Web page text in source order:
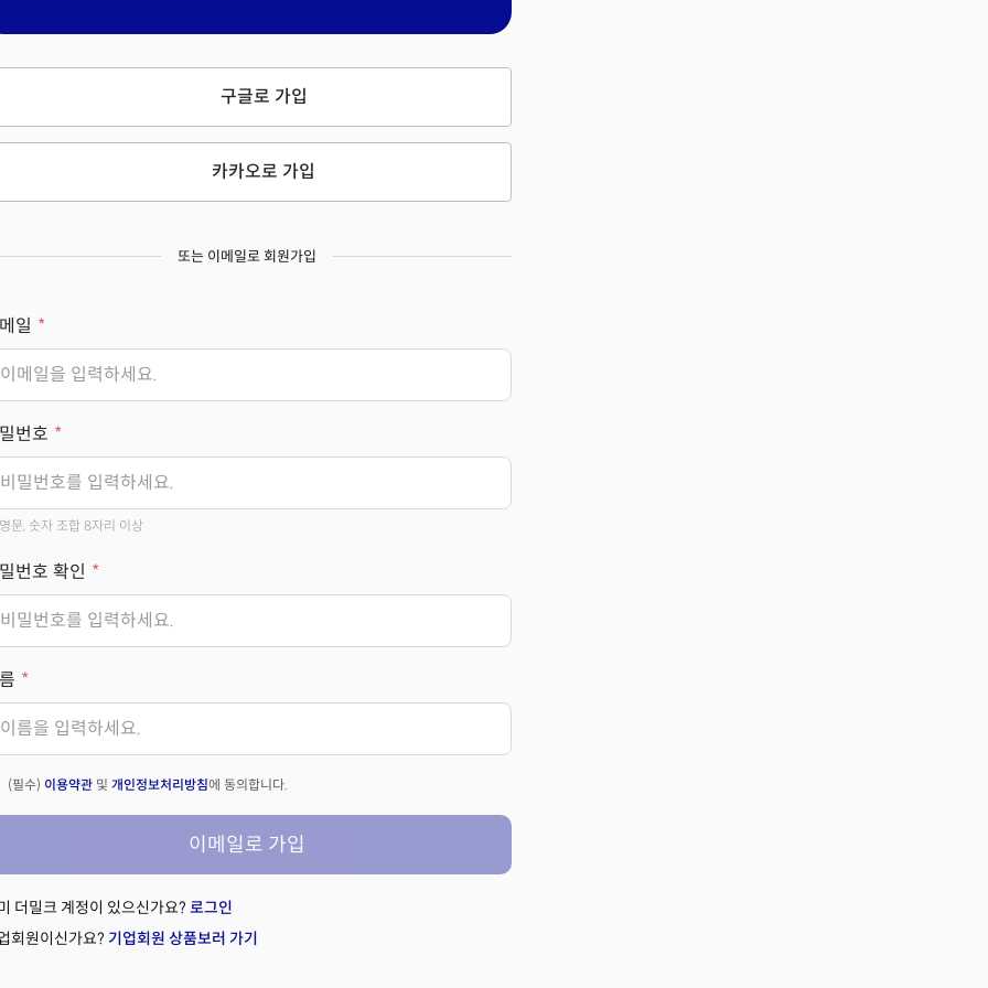
구글로 가입
카카오로 가입
또는 이메일로 회원가입
일
번호
영문, 숫자 조합 8자리 이상
번호 확인
(필수) 이용약관 및 개인정보처리방침에 동의합니다.
이메일로 가입
더밀크 계정이 있으신가요? 로그인
회원이신가요? 기업회원 상품보러 가기